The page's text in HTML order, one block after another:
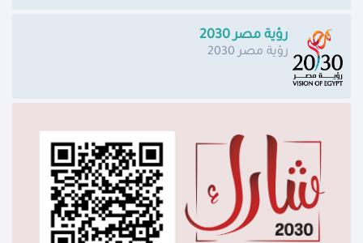
رؤية مصر 2030
رؤية مصر 2030